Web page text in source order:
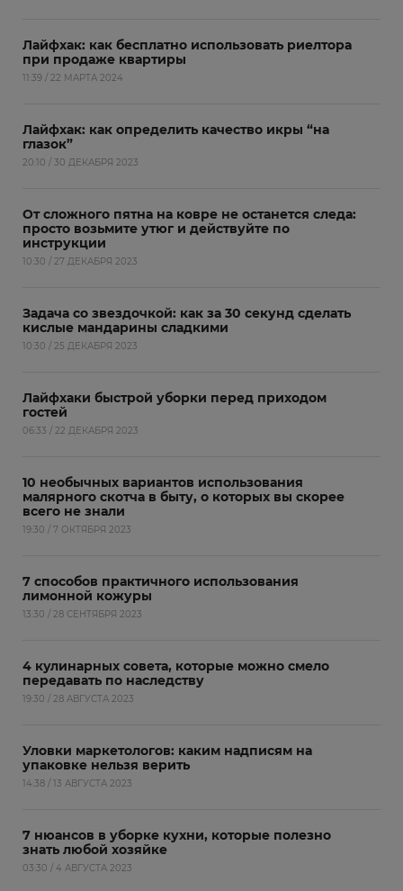
Лайфхак: как бесплатно использовать риелтора
при продаже квартиры
11:39 / 22 МАРТА 2024
Лайфхак: как определить качество икры “на
глазок”
20:10 / 30 ДЕКАБРЯ 2023
От сложного пятна на ковре не останется следа:
просто возьмите утюг и действуйте по
инструкции
10:30 / 27 ДЕКАБРЯ 2023
Задача со звездочкой: как за 30 секунд сделать
кислые мандарины сладкими
10:30 / 25 ДЕКАБРЯ 2023
Лайфхаки быстрой уборки перед приходом
гостей
06:33 / 22 ДЕКАБРЯ 2023
10 необычных вариантов использования
малярного скотча в быту, о которых вы скорее
всего не знали
19:30 / 7 ОКТЯБРЯ 2023
7 способов практичного использования
лимонной кожуры
13:30 / 28 СЕНТЯБРЯ 2023
4 кулинарных совета, которые можно смело
передавать по наследству
19:30 / 28 АВГУСТА 2023
Уловки маркетологов: каким надписям на
упаковке нельзя верить
14:38 / 13 АВГУСТА 2023
7 нюансов в уборке кухни, которые полезно
знать любой хозяйке
03:30 / 4 АВГУСТА 2023